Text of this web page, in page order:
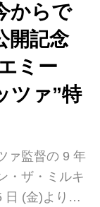
からで
開記念
ミー
ツァ”特
ァ監督の 9 年
・ザ・ミルキ
日 (金)より